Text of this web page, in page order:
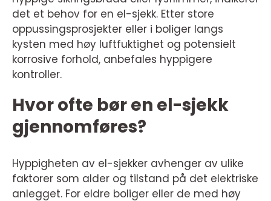
det et behov for en el-sjekk. Etter store
oppussingsprosjekter eller i boliger langs
kysten med høy luftfuktighet og potensielt
korrosive forhold, anbefales hyppigere
kontroller.
Hvor ofte bør en el-sjekk
gjennomføres?
Hyppigheten av el-sjekker avhenger av ulike
faktorer som alder og tilstand på det elektriske
anlegget. For eldre boliger eller de med høy